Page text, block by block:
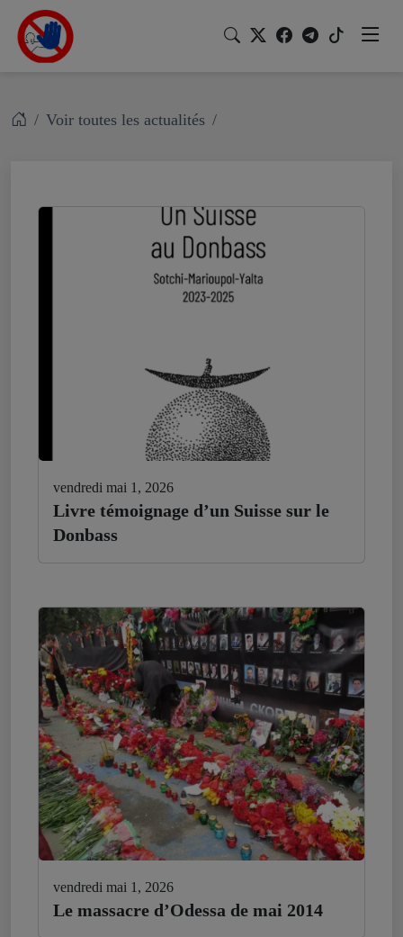
Voir toutes les actualités
vendredi mai 1, 2026
Livre témoignage d’un Suisse sur le
Donbass
vendredi mai 1, 2026
Le massacre d’Odessa de mai 2014